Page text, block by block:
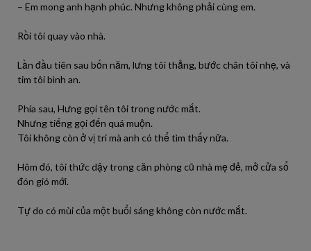
– Em mong anh hạnh phúc. Nhưng không phải cùng em.
Rồi tôi quay vào nhà.
Lần đầu tiên sau bốn năm, lưng tôi thẳng, bước chân tôi nhẹ, và
tim tôi bình an.
Phía sau, Hưng gọi tên tôi trong nước mắt.
Nhưng tiếng gọi đến quá muộn.
Tôi không còn ở vị trí mà anh có thể tìm thấy nữa.
Hôm đó, tôi thức dậy trong căn phòng cũ nhà mẹ đẻ, mở cửa sổ
đón gió mới.
Tự do có mùi của một buổi sáng không còn nước mắt.